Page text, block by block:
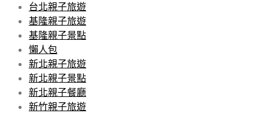
台北親子旅遊
基隆親子旅遊
基隆親子景點
懶人包
新北親子旅遊
新北親子景點
新北親子餐廳
新竹親子旅遊